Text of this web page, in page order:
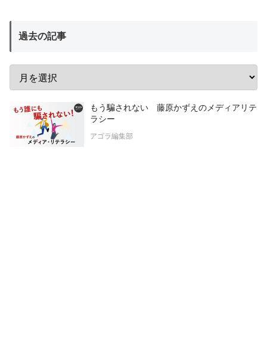
過去の記事
もう騙されない 藤原かずえのメディアリテ
ラシー
アゴラ編集部